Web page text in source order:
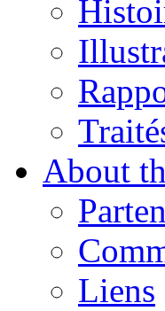
About
Liens